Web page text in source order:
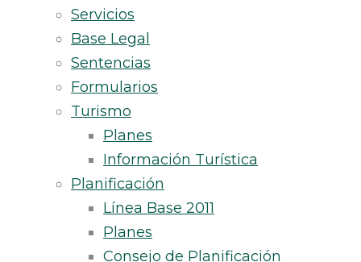
Servicios
Base Legal
Sentencias
Formularios
Turismo
Planes
Información Turística
Planificación
Línea Base 2011
Planes
Consejo de Planificación